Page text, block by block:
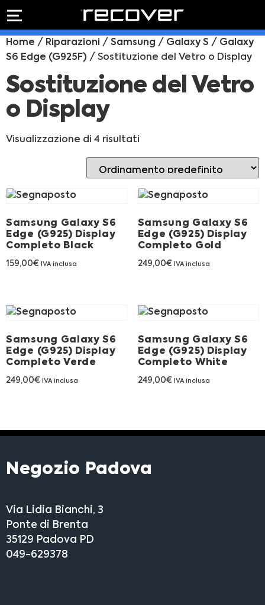
Preventivo online
PREVENTIVO RIPARAZIONE
ACQUISTA IPHONE
RIVENDITORI B2B
FRANCHISING
Contatti
PADOVA
PREVENTIVO
Preventivo
RIPARAZIONE
IPHONE
Riparazione
schermo
Home / Riparazioni / Samsung / Galaxy S / Galaxy
S6 Edge (G925F) / Sostituzione del Vetro o Display
Sostituzione del Vetro
o Display
Visualizzazione di 4 risultati
Samsung Galaxy S6
Edge (G925) Display
Completo Black
159,00€ IVA inclusa
Samsung Galaxy S6
Edge (G925) Display
Completo Gold
249,00€ IVA inclusa
Samsung Galaxy S6
Edge (G925) Display
Completo Verde
249,00€ IVA inclusa
Samsung Galaxy S6
Edge (G925) Display
Completo White
249,00€ IVA inclusa
Negozio Padova
Via Lidia Bianchi, 3
Ponte di Brenta
35129 Padova PD
049-629378